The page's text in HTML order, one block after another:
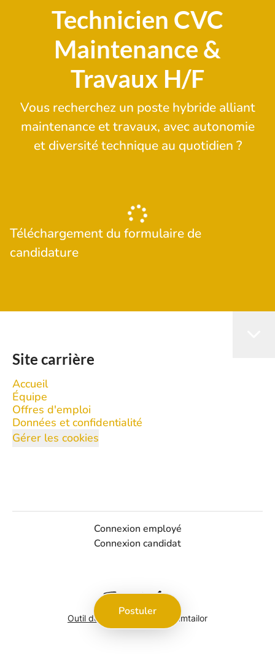
Postuler
Technicien CVC
Maintenance &
Travaux H/F
Vous recherchez un poste hybride alliant
maintenance et travaux, avec autonomie
et diversité technique au quotidien ?
Téléchargement du formulaire de
candidature
Site carrière
Accueil
Équipe
Offres d'emploi
Données et confidentialité
Gérer les cookies
Connexion employé
Connexion candidat
Outil de recrutement de Teamtailor